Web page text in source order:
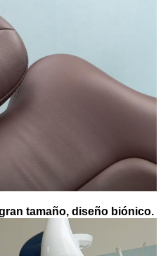
tamaño, diseño biónico.